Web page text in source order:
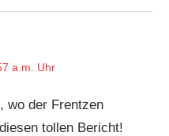
a.m. Uhr
wo der Frentzen
tollen Bericht!